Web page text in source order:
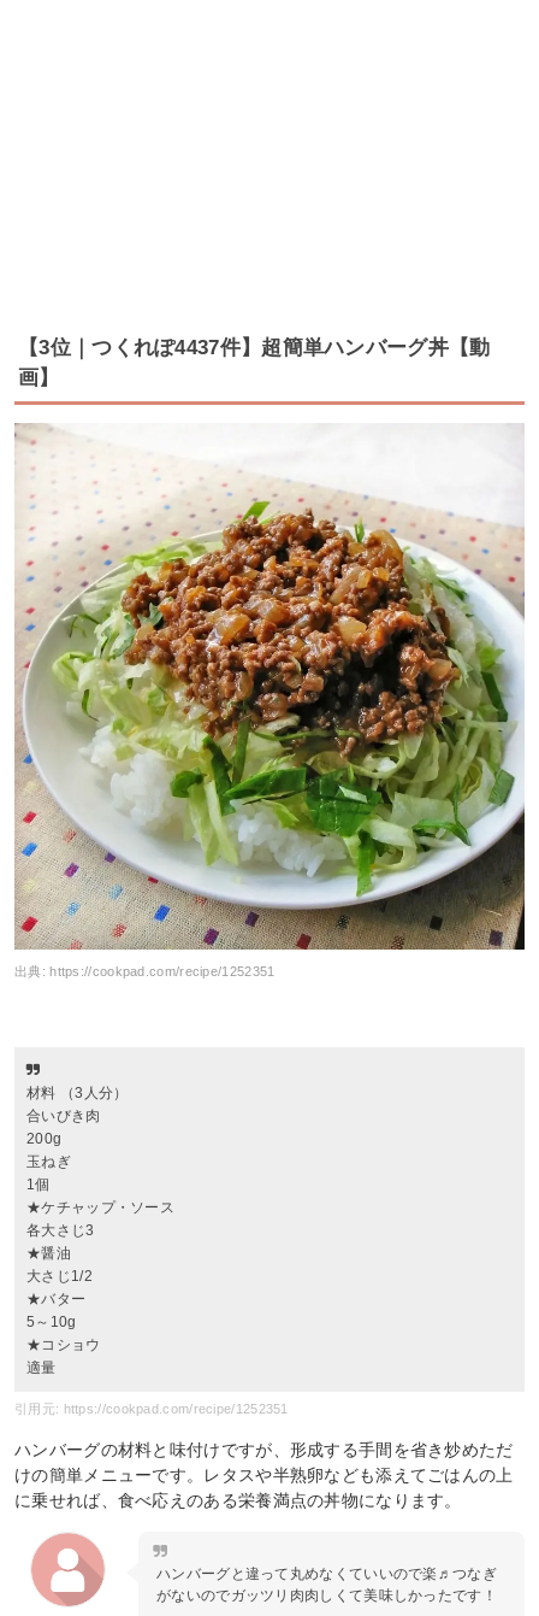
【3位｜つくれぽ4437件】超簡単ハンバーグ丼【動
画】
出典:https://cookpad.com/recipe/1252351
材料 （3人分）
合いびき肉
200g
玉ねぎ
1個
★ケチャップ・ソース
各大さじ3
★醤油
大さじ1/2
★バター
5～10g
★コショウ
適量
引用元: https://cookpad.com/recipe/1252351
ハンバーグの材料と味付けですが、形成する手間を省き炒めただ
けの簡単メニューです。レタスや半熟卵なども添えてごはんの上
に乗せれば、食べ応えのある栄養満点の丼物になります。
ハンバーグと違って丸めなくていいので楽♬つなぎ
がないのでガッツリ肉肉しくて美味しかったです！